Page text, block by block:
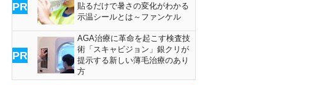
PR
貼るだけで暑さの変化がわかる
示温シールとは～ファンケル
PR
AGA治療に革命を起こす検査技
術「スキャビジョン」銀クリが
提示する新しい薄毛治療のあり
方